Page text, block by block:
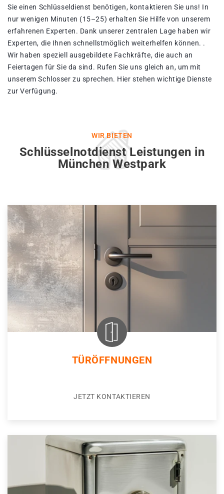
Sie einen Schlüsseldienst benötigen, kontaktieren Sie uns! In
nur wenigen Minuten (15–25) erhalten Sie Hilfe von unserem
erfahrenen Experten. Dank unserer zentralen Lage haben wir
Experten, die Ihnen schnellstmöglich weiterhelfen können. .
Wir haben speziell ausgebildete Fachkräfte, die auch an
Feiertagen für Sie da sind. Rufen Sie uns gleich an, um mit
unserem Schlosser zu sprechen. Hier stehen wichtige Dienste
zur Verfügung.
WIR BIETEN
Schlüsselnotdienst Leistungen in
München Westpark
TÜRÖFFNUNGEN
JETZT KONTAKTIEREN